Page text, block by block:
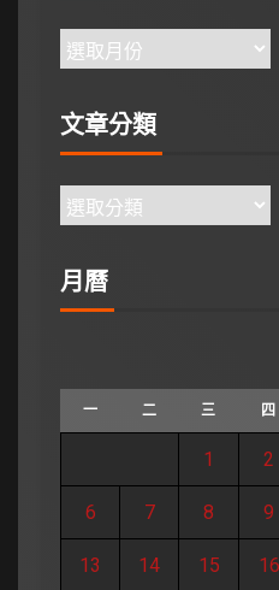
文章分類
月曆
一 二 三 四
1 2
6 7 8 9
13 14 15 16